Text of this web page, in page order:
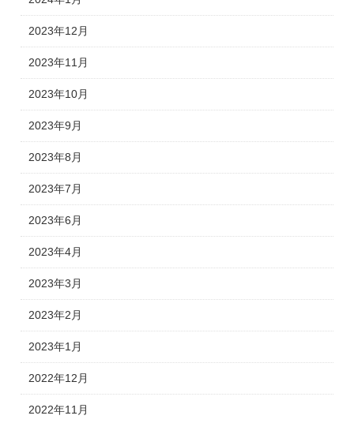
2023年12月
2023年11月
2023年10月
2023年9月
2023年8月
2023年7月
2023年6月
2023年4月
2023年3月
2023年2月
2023年1月
2022年12月
2022年11月